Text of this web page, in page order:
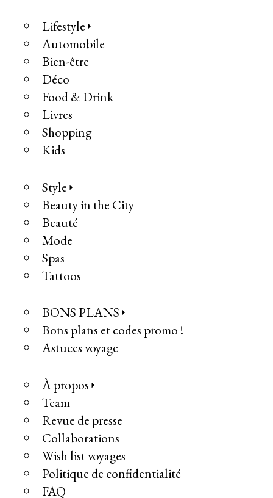
Lifestyle
Automobile
Bien-être
Déco
Food & Drink
Livres
Shopping
Kids
Style
Beauty in the City
Beauté
Mode
Spas
Tattoos
BONS PLANS
Bons plans et codes promo !
Astuces voyage
À propos
Team
Revue de presse
Collaborations
Wish list voyages
Politique de confidentialité
FAQ